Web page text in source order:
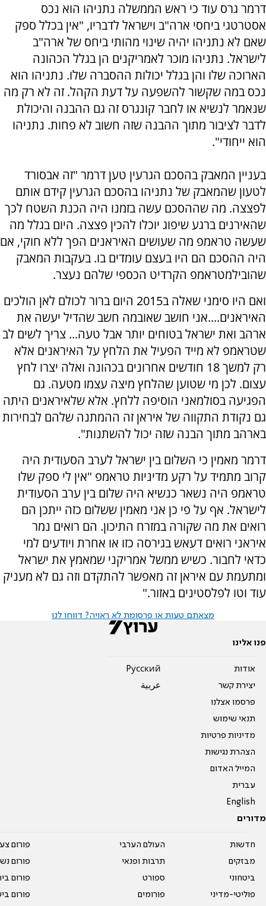
דרמר גרס עוד כי ראש הממשלה נתניהו הוא נכס
אסטרטגי ביחסי ארה"ב וישראל לדבריו, "אין בכלל ספק
שאם לא נתניהו יהיה שינוי מהותי ביחס של ארה"ב
לישראל. נתניהו מוכר לאמריקנים הן בגלל הכהונה
הארוכה שלו והן בגלל יכולות ההסברה שלו. נתניהו הוא
נכס במה שקשור להשפעה על דעת הקהל. זה לא רק מה
שנאמר לנשיא או לחבר קונגרס זה גם ההבנה והיכולת
לדבר לציבור מתוך ההבנה שזה חשוב לא פחות. נתניהו
הוא ייחודי".
בעניין המאבק בהסכם הגרעין טען דרמר "זה אבסורד
לטעון שהמאבק של נתניהו בהסכם הגרעין קידם אותם
לפצצה. מה שההסכם עשה בזמנו היה הכנת השטח לכך
שהאירנים ברגע שיפוג יוכלו להכין פצצה. היום בגלל מה
שעשה טראמפ מה שעושים האיראנים הפך ללא חוקי, אם
היה ההסכם הם היו בעצם עומדים בו. בעקבות המאבק
שהובילמטראמפ הקרדיט הכספי שלהם נעצר.
ואם היו סימני שאלה ב2015 היום ברור לכולם לאן הולכים
האיראנים....אני חושב שאובמה חשב שהדיל יעשה את
ארהב ואת ישראל בטוחים יותר אבל טעה... צריך לשים לב
שטראמפ לא מייד הפעיל את הלחץ על האיראנים אלא
רק למשך 18 חודשים אחרונים בכהונה ואלה יצרו לחץ
עצום. לכן מי שטוען שהלחץ מיצה עצמו מטעה. גם
הפגיעה בסולמאני הוסיפה ללחץ. אלא שלאיראנים היתה
גם נקודת התקווה של איראן זה ההמתנה שלהם לבחירות
בארהב מתוך הבנה שזה יכול להשתנות".
דרמר מאמין כי השלום בין ישראל לערב הסעודית היה
קרוב מתמיד על רקע מדיניות טראמפ "אין לי ספק שלו
טראמפ היה נשאר כנשיא היה שלום בין ערב הסעודית
לישראל. אף על פי כן אני מאמין ששלום כזה ייתכן הם
רואים את מה שקורה במזרח התיכון. הם רואים נמר
איראני רואים דעאש בגירסה כזו או אחרת ויודעים למי
כדאי לחבור. כשיש ממשל אמריקני שמאמץ את ישראל
ומתעמת עם איראן זה מאפשר להתקדם וזה גם לא מעניק
עוד וטו לפלסטינים באזור."
מצאתם טעות או פרסומת לא ראויה? דווחו לנו
פנו אלינו
אודות
יצירת קשר
פרסמו אצלנו
תנאי שימוש
מדיניות פרטיות
הצהרת נגישות
המייל האדום
עברית
English
Pусский
عربية
מדורים
חדשות
מבזקים
ביטחוני
פוליטי-מדיני
העולם הערבי
תרבות ופנאי
ספורט
פורומים
פורום
פורום
פורום
פורום